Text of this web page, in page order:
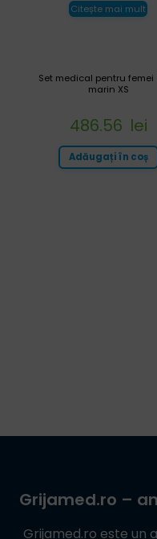
Citește mai mult
Set medical pentru femei
marin XS
486.56 lei
Adăugați în coș
Grijamed.ro –
Grijamed.ro este un